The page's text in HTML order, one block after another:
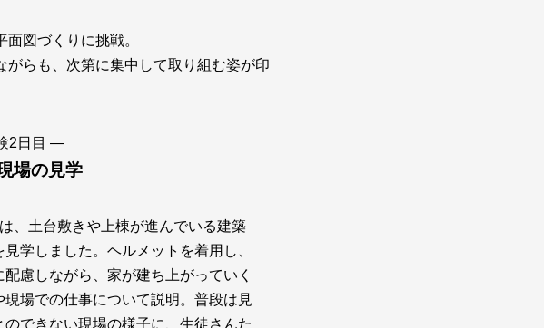
図づくりに挑戦。
らも、次第に集中して取り組む姿が印
2日目 ―
場の見学
、土台敷きや上棟が進んでいる建築
見学しました。ヘルメットを着用し、
配慮しながら、家が建ち上がっていく
現場での仕事について説明。普段は見
のできない現場の様子に、生徒さんた